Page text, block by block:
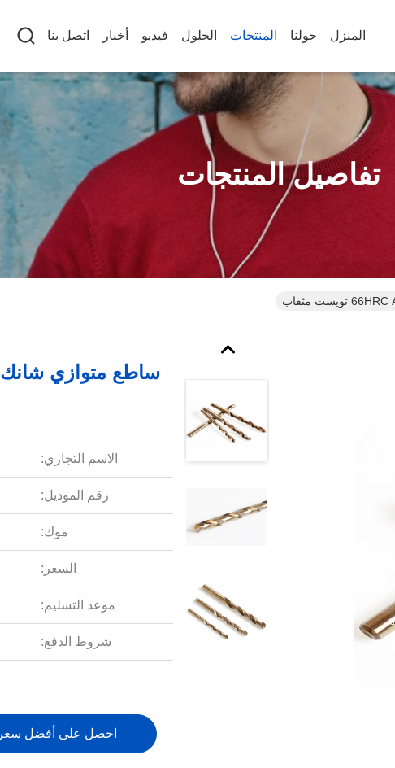
المنزل حولنا المنتجات الحلول فيديو أخبار اتصل بنا
تفاصيل المنتجات
الاسم التجاري:
رقم الموديل:
موك:
السعر:
موعد التسليم:
شروط الدفع:
احصل على أفضل سعر